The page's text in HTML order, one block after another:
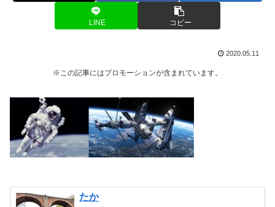
LINE コピー
2020.05.11
※この記事にはプロモーションが含まれています。
たか